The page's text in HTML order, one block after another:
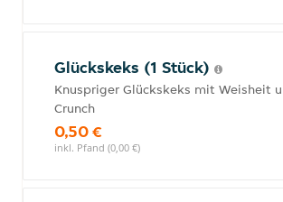
Glückskeks (1 Stück)
Knuspriger Glückskeks mit Weisheit
Crunch
0,50 €
inkl. Pfand (0,00 €)